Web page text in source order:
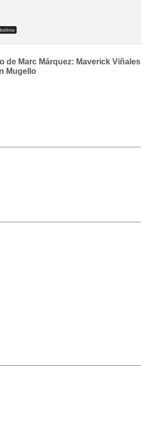
de Marc Márquez: Maverick Viñales
Mugello